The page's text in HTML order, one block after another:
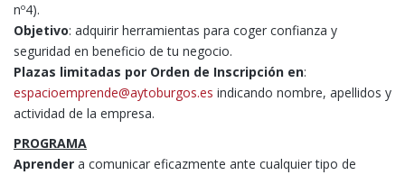
nº4).
Objetivo: adquirir herramientas para coger confianza y
seguridad en beneficio de tu negocio.
Plazas limitadas por Orden de Inscripción en:
espacioemprende@aytoburgos.es indicando nombre, apellidos y
actividad de la empresa.
PROGRAMA
Aprender a comunicar eficazmente ante cualquier tipo de